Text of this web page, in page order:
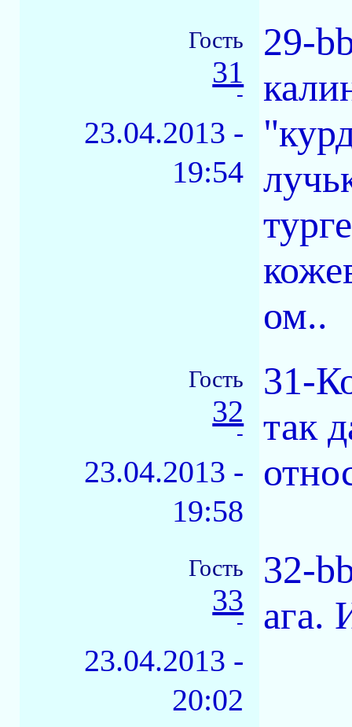
Гость
31
-
23.04.2013 -
19:54
29-
ом..
Гость
32
-
23.04.2013 -
19:58
31-
так
Гость
33
-
23.04.2013 -
20:02
32-
ага.